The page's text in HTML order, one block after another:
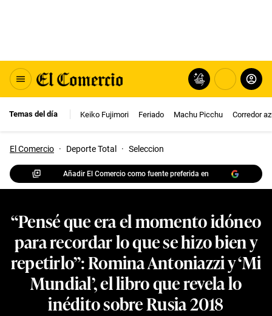
Temas del día Keiko Fujimori Feriado Machu Picchu Corredor
El Comercio · Deporte Total · Seleccion
Añadir El Comercio como fuente preferida en
“Pensé que era el momento idóneo
para recordar lo que se hizo bien y
repetirlo”: Romina Antoniazzi y ‘Mi
Mundial’, el libro que revela lo
inédito sobre Rusia 2018